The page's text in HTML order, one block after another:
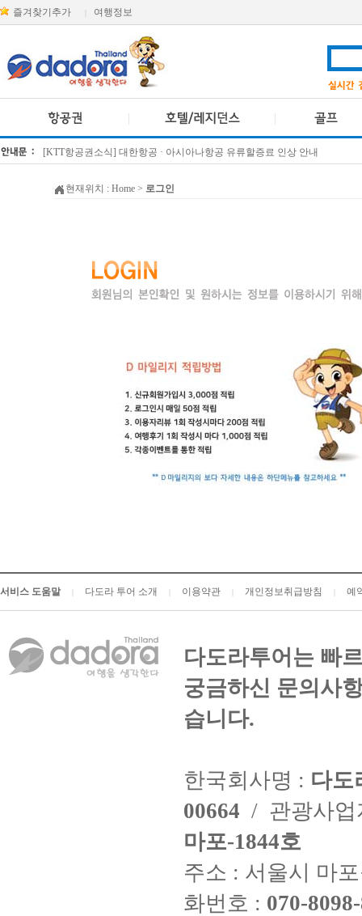
즐겨찾기추가 여행정보
[KTT항공권소식] 대한항공 · 아시아나항공 유류할증료 인상 안내
현재위치 :Home > 로그인
서비스 도움말 다도라 투어 소개 이용약관 개인정보취급방침 예
다도라투어는 빠
궁금하신 문의사
습니다.
한국회사명 : 다도
00664 / 관광사
마포-1844호
주소 : 서울시 마
화번호 : 070-